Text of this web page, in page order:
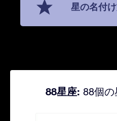
星の名付
88星座: 88個